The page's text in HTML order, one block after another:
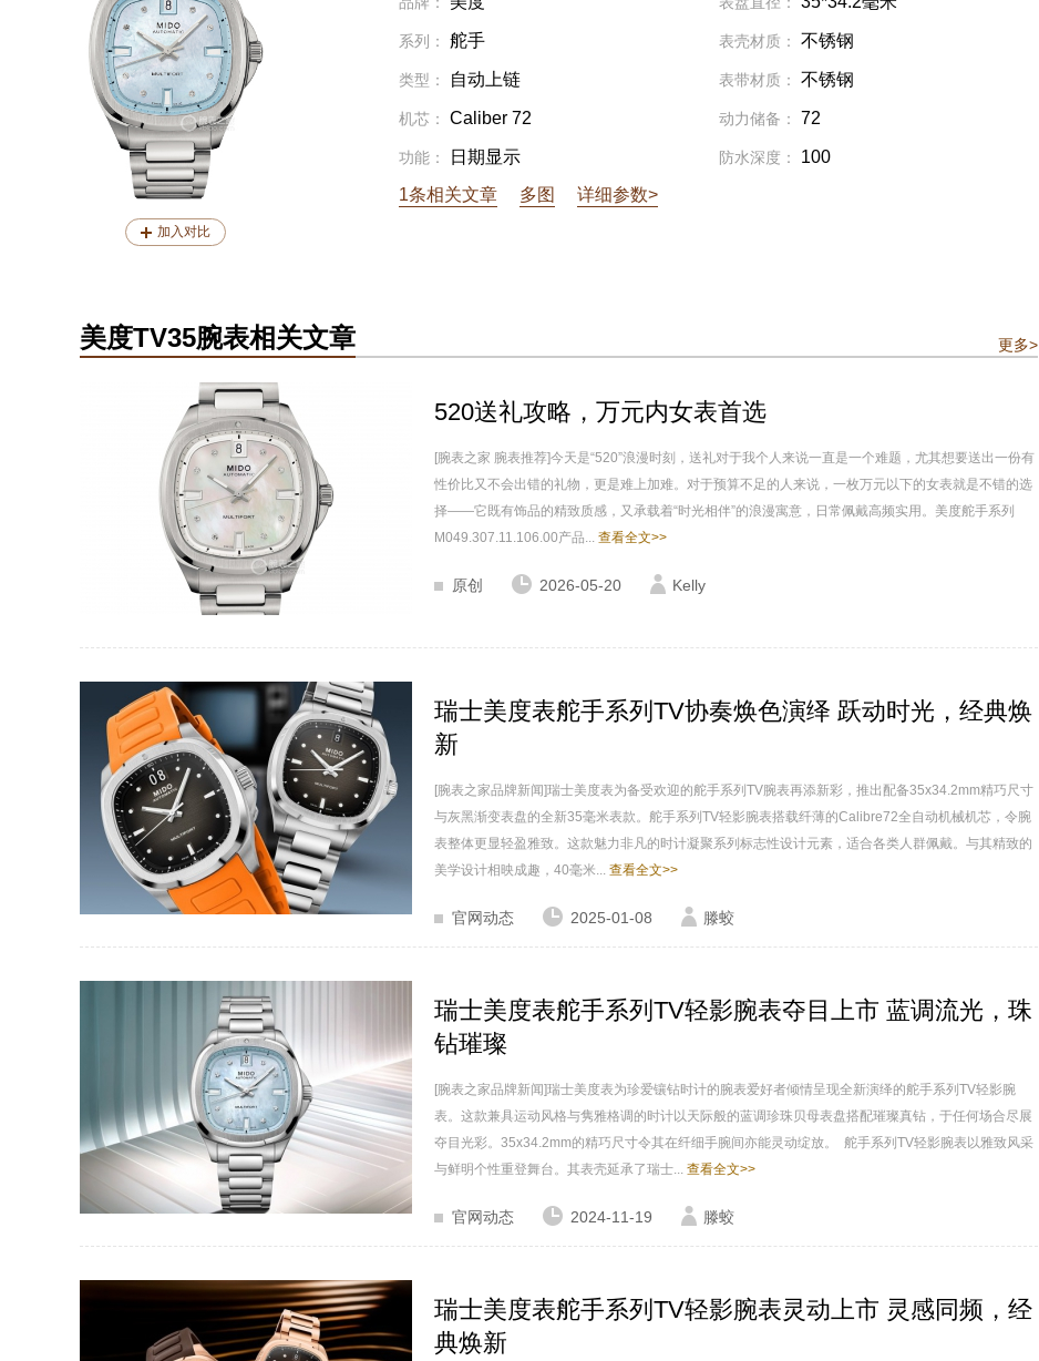
加入对比
系列： 舵手 表壳材质： 不锈钢
类型： 自动上链 表带材质： 不锈钢
机芯： Caliber 72 动力储备： 72
功能： 日期显示 防水深度：
100
1条相关文章
多图 详细参数>
美度TV35腕表相关文章 更多>
520送礼攻略，万元内女表首选
[腕表之家 腕表推荐]今天是“520”浪漫时刻，送礼对于我个人来说一直是一个难题，尤其想要送出一份有
性价比又不会出错的礼物，更是难上加难。对于预算不足的人来说，一枚万元以下的女表就是不错的选
择——它既有饰品的精致质感，又承载着“时光相伴”的浪漫寓意，日常佩戴高频实用。美度舵手系列
M049.307.11.106.00产品... 查看全文>>
原创 2026-05-20 Kelly
瑞士美度表舵手系列TV协奏焕色演绎 跃动时光，经典焕
新
[腕表之家品牌新闻]瑞士美度表为备受欢迎的舵手系列TV腕表再添新彩，推出配备35x34.2mm精巧尺寸
与灰黑渐变表盘的全新35毫米表款。舵手系列TV轻影腕表搭载纤薄的Calibre72全自动机械机芯，令腕
表整体更显轻盈雅致。这款魅力非凡的时计凝聚系列标志性设计元素，适合各类人群佩戴。与其精致的
美学设计相映成趣，40毫米... 查看全文>>
官网动态 2025-01-08 滕蛟
瑞士美度表舵手系列TV轻影腕表夺目上市 蓝调流光，珠
钻璀璨
[腕表之家品牌新闻]瑞士美度表为珍爱镶钻时计的腕表爱好者倾情呈现全新演绎的舵手系列TV轻影腕
表。这款兼具运动风格与隽雅格调的时计以天际般的蓝调珍珠贝母表盘搭配璀璨真钻，于任何场合尽展
夺目光彩。35x34.2mm的精巧尺寸令其在纤细手腕间亦能灵动绽放。 舵手系列TV轻影腕表以雅致风采
与鲜明个性重登舞台。其表壳延承了瑞士... 查看全文>>
官网动态 2024-11-19 滕蛟
瑞士美度表舵手系列TV轻影腕表灵动上市 灵感同频，经
典焕新